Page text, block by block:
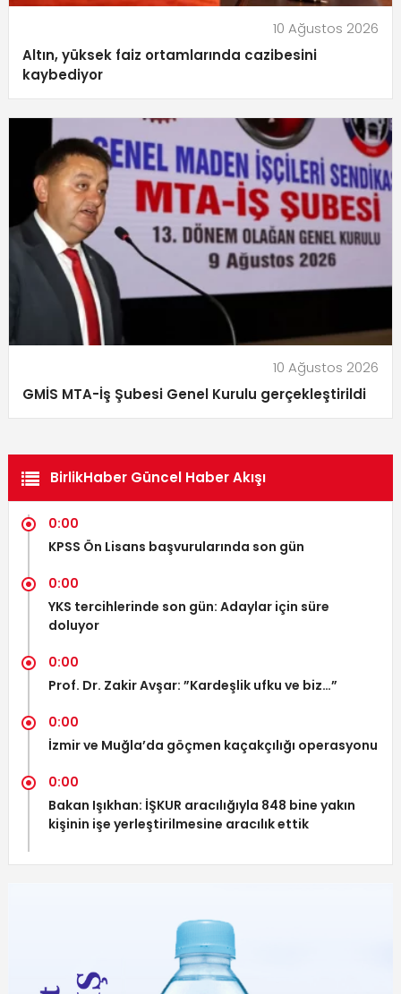
10 Ağustos 2026
Altın, yüksek faiz ortamlarında cazibesini
kaybediyor
10 Ağustos 2026
GMİS MTA-İş Şubesi Genel Kurulu gerçekleştirildi
BirlikHaber Güncel Haber Akışı
0:00
KPSS Ön Lisans başvurularında son gün
0:00
YKS tercihlerinde son gün: Adaylar için süre
doluyor
0:00
Prof. Dr. Zakir Avşar: ”Kardeşlik ufku ve biz…”
0:00
İzmir ve Muğla’da göçmen kaçakçılığı operasyonu
0:00
Bakan Işıkhan: İŞKUR aracılığıyla 848 bine yakın
kişinin işe yerleştirilmesine aracılık ettik